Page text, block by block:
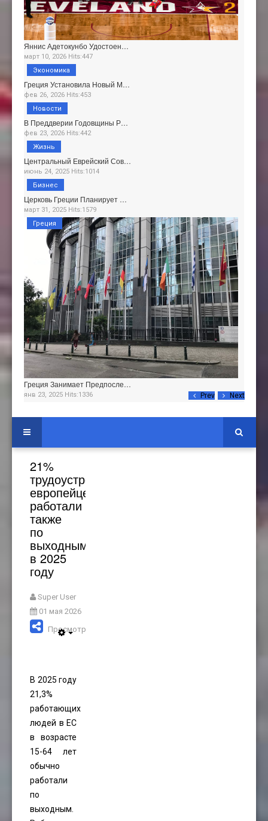
Prev Next
Яннис Адетокунбо Удостоен…
март 10, 2026 Hits:447
Греция Установила Новый М…
фев 26, 2026 Hits:453
Экономика
В Преддверии Годовщины Р…
фев 23, 2026 Hits:442
Новости
Центральный Еврейский Сов…
июнь 24, 2025 Hits:1014
Жизнь
Церковь Греции Планирует …
март 31, 2025 Hits:1579
Бизнес
Греция Занимает Предпосле…
янв 23, 2025 Hits:1336
Греция
21%
трудоустроенных
европейцев
работали
также
по
выходным
в 2025
году
Super User
01 мая 2026
Просмотров: 324
В 2025 году
21,3%
работающих
людей в ЕС
в возрасте
15-64 лет
обычно
работали
по
выходным.